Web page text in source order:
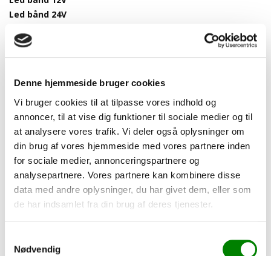
Denne hjemmeside bruger cookies
Vi bruger cookies til at tilpasse vores indhold og
annoncer, til at vise dig funktioner til sociale medier og til
at analysere vores trafik. Vi deler også oplysninger om
din brug af vores hjemmeside med vores partnere inden
for sociale medier, annonceringspartnere og
analysepartnere. Vores partnere kan kombinere disse
data med andre oplysninger, du har givet dem, eller som
de har indsamlet fra din brug af deres tjenester.
Nødvendig
Led bånd 24V
Led strømforsyning 12V
Led strømforsyning 24V
Led fjernbetjeninger
Tilbehør